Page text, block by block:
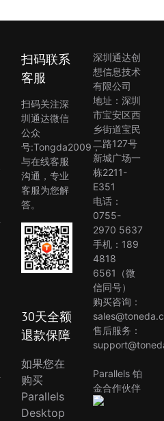
扫码联系
客服
扫码关注深
圳通达微信
公众
号:Tongda2009，
与在线客服
沟通，专业
客服为您解
答。
30天全额
退款保障
如果您在
购买
Parallels
Desktop
深圳通达创
想信息技术
有限公司
地址：深圳
市宝安区西
乡街道宝民
二路127号
新城广场一
栋2211-
E351
电话：
0755-
2970 5637
手机：189
4818
6561（微
信同号）
购买咨询：
售后服务：
Parallels 铂
金合作伙伴